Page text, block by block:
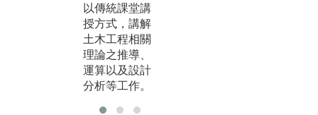
以傳統課堂講
授方式，講解
土木工程相關
理論之推導、
運算以及設計
分析等工作。